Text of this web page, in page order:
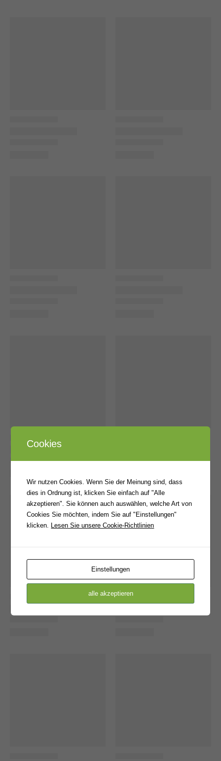
Cookies
Wir nutzen Cookies. Wenn Sie der Meinung sind, dass
dies in Ordnung ist, klicken Sie einfach auf "Alle
akzeptieren". Sie können auch auswählen, welche Art von
Cookies Sie möchten, indem Sie auf "Einstellungen"
klicken. Lesen Sie unsere Cookie-Richtlinien
Einstellungen
alle akzeptieren